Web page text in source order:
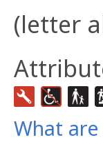
(letter
What